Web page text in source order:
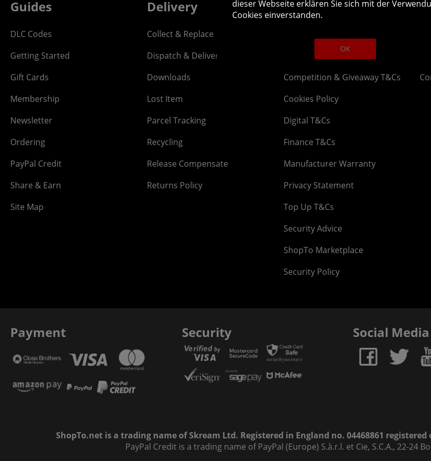
Guides
DLC Codes
Getting Started
Gift Cards
Membership
Newsletter
Ordering
PayPal Credit
Share & Earn
Site Map
Delivery
Collect & Replace
Dispatch & Delivery
Downloads
Lost Item
Parcel Tracking
Recycling
Release Compensate
Returns Policy
Legal
Affiliate-Programm
Competition & Giveaway T&Cs
Cookies Policy
Digital T&Cs
Finance T&Cs
Manufacturer Warranty
Privacy Statement
Top Up T&Cs
Security Advice
ShopTo Marketplace
Security Policy
Payment Security Social Media
ShopTo.net is a trading name of Skream Ltd. Registered in England no. 04468861 registered
PayPal Credit is a trading name of PayPal (Europe) S.à.r.l. et Cie, S.C.A., 22-24
dieser Webseite erklären Sie sich mit der
Cookies einverstanden.
OK